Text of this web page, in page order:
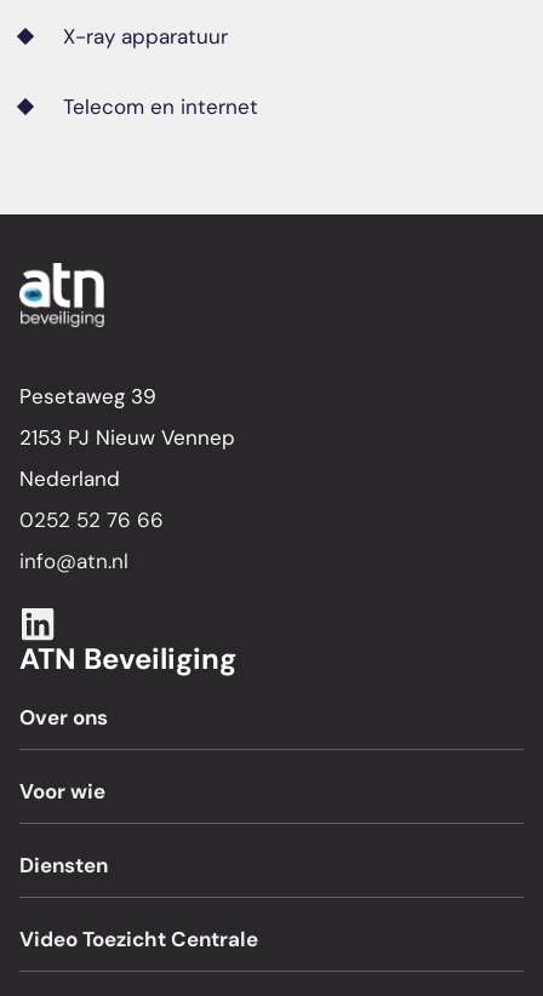
X-ray apparatuur
Telecom en internet
Pesetaweg 39
2153 PJ Nieuw Vennep
Nederland
0252 52 76 66
info@atn.nl
ATN Beveiliging
Over ons
Voor wie
Diensten
Video Toezicht Centrale